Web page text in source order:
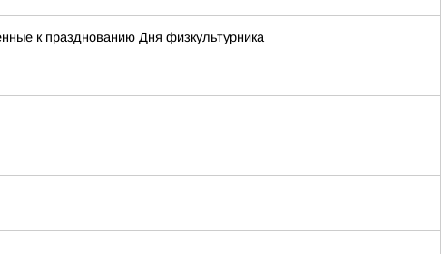
к празднованию Дня физкультурника